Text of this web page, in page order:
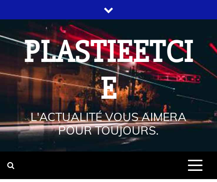
PLASTIEETCI
E
L'ACTUALITÉ VOUS AIMERA
POUR TOUJOURS.